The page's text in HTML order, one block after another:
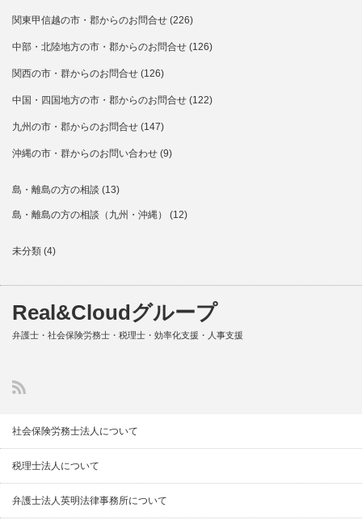
関東甲信越の市・郡からのお問合せ (226)
中部・北陸地方の市・郡からのお問合せ (126)
関西の市・群からのお問合せ (126)
中国・四国地方の市・郡からのお問合せ (122)
九州の市・郡からのお問合せ (147)
沖縄の市・群からのお問い合わせ (9)
島・離島の方の相談 (13)
島・離島の方の相談（九州・沖縄） (12)
未分類 (4)
Real&Cloudグループ
弁護士・社会保険労務士・税理士・効率化支援・人事支援
社会保険労務士法人について
税理士法人について
弁護士法人英明法律事務所について